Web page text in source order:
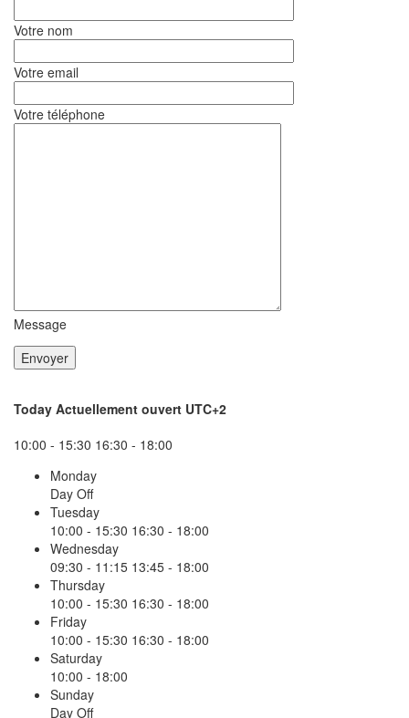
Votre nom
Votre email
Votre téléphone
Message
Today Actuellement ouvert UTC+2
10:00 - 15:30 16:30 - 18:00
Monday
Day Off
Tuesday
10:00 - 15:30 16:30 - 18:00
Wednesday
09:30 - 11:15 13:45 - 18:00
Thursday
10:00 - 15:30 16:30 - 18:00
Friday
10:00 - 15:30 16:30 - 18:00
Saturday
10:00 - 18:00
Sunday
Day Off